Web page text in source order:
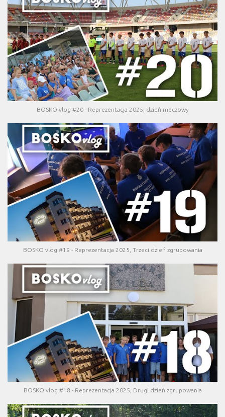
BOSKO vlog #20 - Reprezentacja 2025, dzień meczowy
BOSKO vlog #19 - Reprezentacja 2025, Trzeci dzień zgrupowania
BOSKO vlog #18 - Reprezentacja 2025, Drugi dzień zgrupowania